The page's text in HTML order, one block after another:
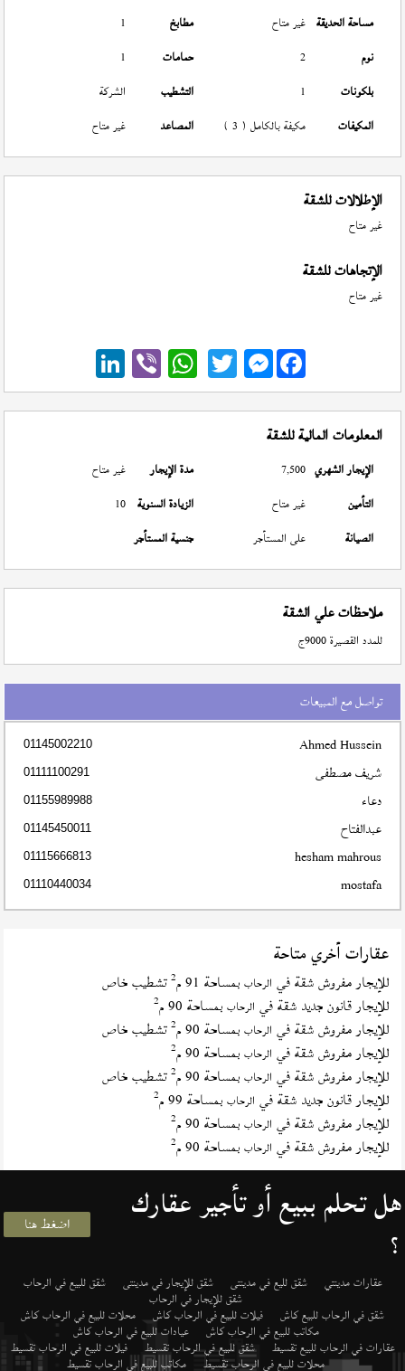
مساحة الحديقة غير متاح مطابخ
1
نوم
2 حمامات
1
بلكونات
1 التشطيب
الشركة
المكيفات
مكيفة بالكامل ( 3 ) المصاعد غير متاح
الإطلالات للشقة
غير متاح
الإتجاهات للشقة
غير متاح
Messenger
المعلومات المالية للشقة
الإيجار الشهري 7,500 مدة الإيجار
غير متاح
التأمين
غير متاح الزيادة السنوية 10
الصيانة
على المستأجر جنسية المستأجر
ملاحظات علي الشقة
للمدد القصيرة 9000ج
تواصل مع المبيعات
Ahmed Hussein
01145002210
شريف مصطفى 01111100291
دعاء 01155989988
عبدالفتاح 01145450011
hesham mahrous
01115666813
mostafa
01110440034
عقارات أخري متاحة
للإيجار مفروش شقة في الرحاب بمساحة 91 م 2تشطيب خاص
للإيجار قانون جديد شقة في الرحاب بمساحة 90 م 2
للإيجار مفروش شقة في الرحاب بمساحة 90 م 2تشطيب خاص
للإيجار مفروش شقة في الرحاب بمساحة 90 م 2
للإيجار مفروش شقة في الرحاب بمساحة 90 م 2تشطيب خاص
للإيجار قانون جديد شقة في الرحاب بمساحة 99 م 2
للإيجار مفروش شقة في الرحاب بمساحة 90 م 2
للإيجار مفروش شقة في الرحاب بمساحة 90 م 2
هل تحلم ببيع أو تأجير عقارك
؟ اضغط هنا
عقارات مدينتي شقق لليع في مدينتى شقق للإيجار في مدينتى شقق للبيع في الرحاب
شقق للإيجار في الرحاب
شقق في الرحاب للبيع كاش فيلات للبيع في الرحاب كاش محلات للبيع في الرحاب كاش
مكاتب للبيع في الرحاب كاش عيادات للبيع في الرحاب كاش
عقارات في الرحاب للبيع تقسيط شقق للبيع في الرحاب تقسيط فيلات للبيع في الرحاب تقسيط
محلات للبيع في الرحاب تقسيط مكاتب للبيع في الرحاب تقسيط